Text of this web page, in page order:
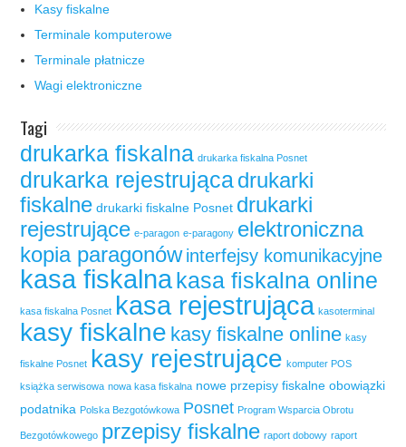
Kasy fiskalne
Terminale komputerowe
Terminale płatnicze
Wagi elektroniczne
Tagi
drukarka fiskalna drukarka fiskalna Posnet
drukarka rejestrującadrukarki
fiskalne drukarki fiskalne Posnet drukarki
rejestrujące e-paragon e-paragony elektroniczna
kopia paragonów interfejsy komunikacyjne
kasa fiskalnakasa fiskalna online
kasa fiskalna Posnet kasa rejestrująca kasoterminal
kasy fiskalne kasy fiskalne online kasy
fiskalne Posnet kasy rejestrujące komputer POS
książka serwisowa nowa kasa fiskalna nowe przepisy fiskalne obowiązki
podatnika Polska Bezgotówkowa Posnet Program Wsparcia Obrotu
Bezgotówkowego przepisy fiskalne raport dobowy raport